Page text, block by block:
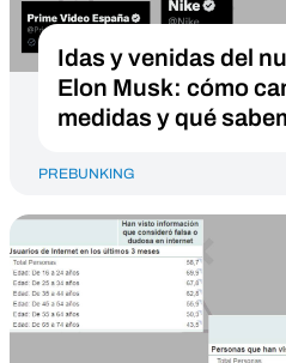
Idas y venidas del
Elon Musk: cómo
medidas y qué
PREBUNKING